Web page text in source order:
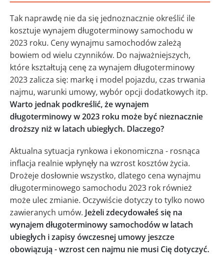
Tak naprawdę nie da się jednoznacznie określić ile
kosztuje wynajem długoterminowy samochodu w
2023 roku. Ceny wynajmu samochodów zależą
bowiem od wielu czynników. Do najważniejszych,
które kształtują cenę za wynajem długoterminowy
2023 zalicza się: markę i model pojazdu, czas trwania
najmu, warunki umowy, wybór opcji dodatkowych itp.
Warto jednak podkreślić, że wynajem
długoterminowy w 2023 roku może być nieznacznie
droższy niż w latach ubiegłych. Dlaczego?
Aktualna sytuacja rynkowa i ekonomiczna - rosnąca
inflacja realnie wpłynęły na wzrost kosztów życia.
Drożeje dosłownie wszystko, dlatego cena wynajmu
długoterminowego samochodu 2023 rok również
może ulec zmianie. Oczywiście dotyczy to tylko nowo
zawieranych umów. Jeżeli zdecydowałeś się na
wynajem długoterminowy samochodów w latach
ubiegłych i zapisy ówczesnej umowy jeszcze
obowiązują - wzrost cen najmu nie musi Cię dotyczyć.